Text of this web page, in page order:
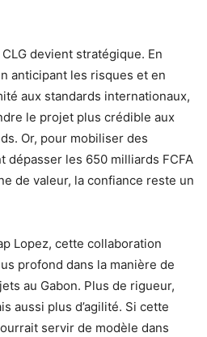
devient stratégique. En
anticipant les risques et en
aux standards internationaux,
le projet plus crédible aux
Or, pour mobiliser des
dépasser les 650 milliards FCFA
de valeur, la confiance reste un
Lopez, cette collaboration
profond dans la manière de
au Gabon. Plus de rigueur,
aussi plus d’agilité. Si cette
servir de modèle dans